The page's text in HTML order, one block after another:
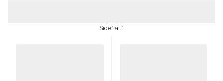
Side 1 af 1